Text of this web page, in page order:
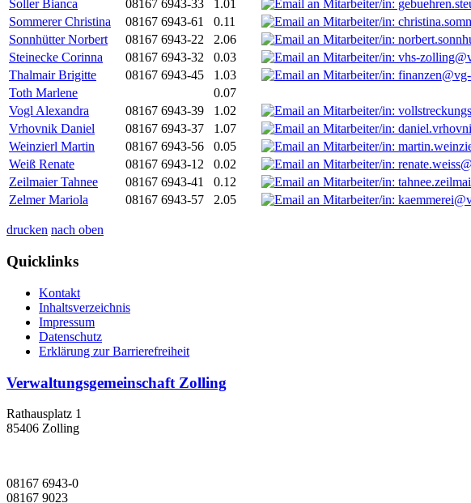
Soller Bianca
08167 6943-33 1.01
Sommerer Christina
08167 6943-61 0.11
Sonnhütter Norbert
08167 6943-22 2.06
Steinecke Corinna
08167 6943-32 0.03
Thalmair Brigitte
08167 6943-45 1.03
Toth Marlene
0.07
Vogl Alexandra
08167 6943-39 1.02
Vrhovnik Daniel
08167 6943-37 1.07
Weinzierl Martin
08167 6943-56 0.05
Weiß Renate
08167 6943-12 0.02
Zeilmaier Tahnee
08167 6943-41 0.12
Zelmer Mariola
08167 6943-57 2.05
drucken nach oben
Quicklinks
Kontakt
Inhaltsverzeichnis
Impressum
Datenschutz
Erklärung zur Barrierefreiheit
Verwaltungsgemeinschaft Zolling
Rathausplatz 1
85406 Zolling
08167 6943-0
08167 9023